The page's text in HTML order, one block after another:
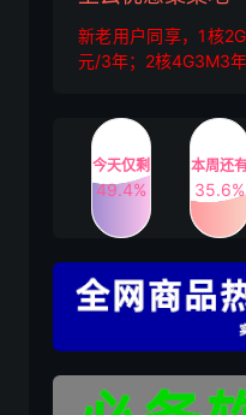
新老用户同享，1核
元/3年；2核4G3M3
今天仅剩
49.4%
本周还
35.6%